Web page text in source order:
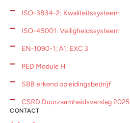
ISO-3834-2: Kwaliteitssysteem
ISO-45001: Veiligheidssysteem
EN-1090-1; A1; EXC 3
PED Module H
SBB erkend opleidingsbedrijf
CSRD Duurzaamheidsverslag 2025
CONTACT